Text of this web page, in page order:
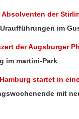
Absolventen der
im
der Augsburger
im martini-Park
startet in
mit